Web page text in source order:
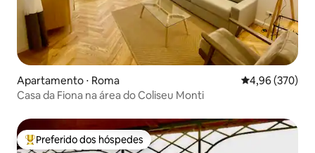
Apartamento ⋅ Roma 4,96 de uma
4,96 (370)
Casa da Fiona na área do Coliseu Monti
Entre os melhores preferidos dos hóspedes
Preferido dos hóspedes